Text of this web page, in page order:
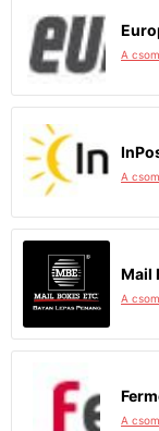
A
A
Mail
A
A